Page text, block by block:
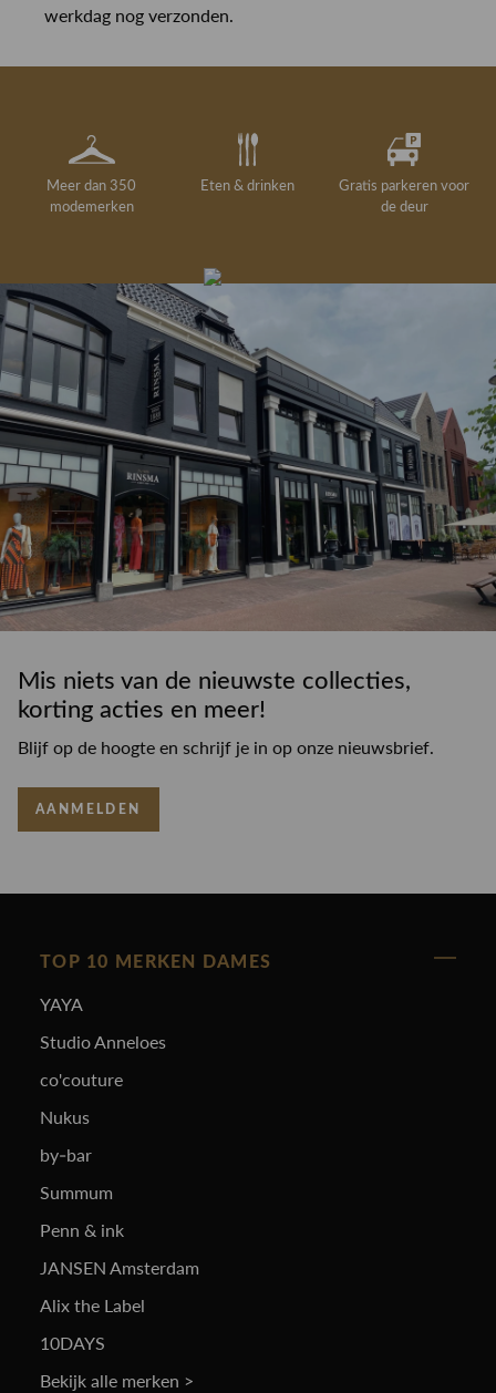
werkdag nog verzonden.
Meer dan 350
modemerken
Eten & drinken
Gratis parkeren voor
de deur
drankje
Gratis retourneren in
de winkel
Deskundig
kledingadvies
Mis niets van de nieuwste collecties,
korting acties en meer!
Blijf op de hoogte en schrijf je in op onze nieuwsbrief.
AANMELDEN
TOP 10 MERKEN DAMES
YAYA
Studio Anneloes
co'couture
Nukus
by-bar
Summum
Penn & ink
JANSEN Amsterdam
Alix the Label
10DAYS
Bekijk alle merken >